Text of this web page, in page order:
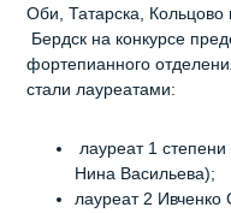
Оби, Татарска, Кольцово
Бердск на конкурсе
фортепианного
стали лауреатами:
лауреат 1
Нина Васильева);
лауреат 2